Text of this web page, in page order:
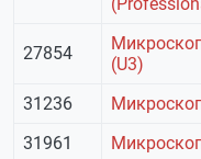
27854
(U3)
31236
31961